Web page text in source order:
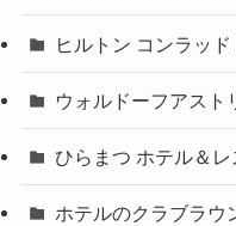
ヒルトン コンラッ
ウォルドーフアスト
ひらまつ ホテル＆レ
ホテルのクラブラウ